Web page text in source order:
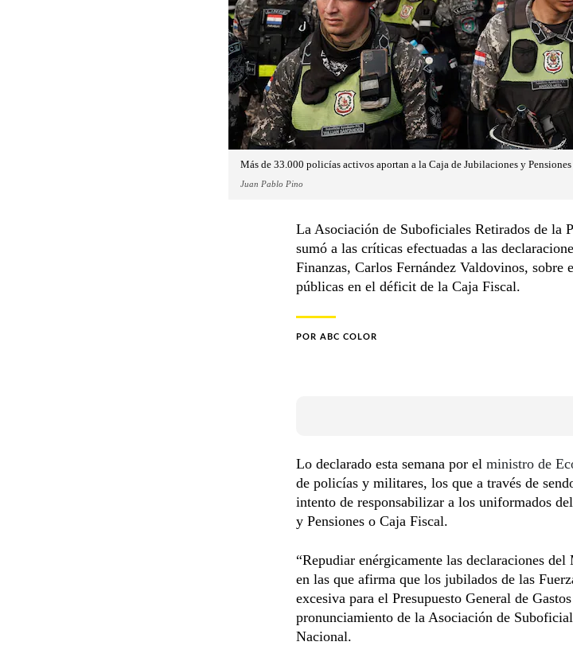
Más de 33.000 policías activos aportan a la Caja de Jubilaciones y
Juan Pablo Pino
La Asociación de Suboficiales Retirados de la
sumó a las críticas efectuadas a las
Finanzas, Carlos Fernández Valdovinos, sobre
públicas en el déficit de la Caja Fiscal.
POR ABC COLOR
Lo declarado esta semana por el ministro de
de policías y militares, los que a través de
intento de responsabilizar a los uniformados
y Pensiones o Caja Fiscal.
“Repudiar enérgicamente las declaraciones
en las que afirma que los jubilados de las
excesiva para el Presupuesto General de
pronunciamiento de la Asociación de
Nacional.